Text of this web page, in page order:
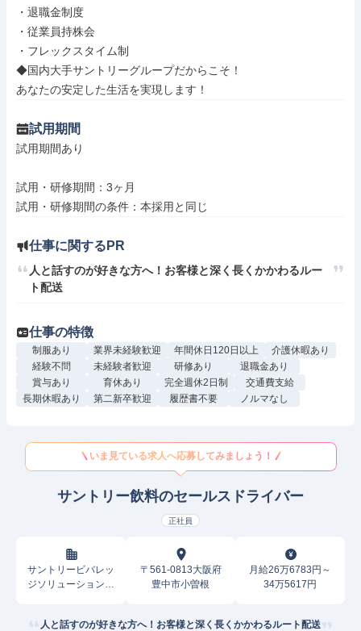
・退職金制度
・従業員持株会
・フレックスタイム制
◆国内大手サントリーグループだからこそ！
あなたの安定した生活を実現します！
試用期間
試用期間あり
試用・研修期間：3ヶ月
仕事に関するPR
人と話すのが好きな方へ！お客様と深く長くかかわるルー
ト配送
仕事の特徴
制服あり 業界未経験歓迎 年間休日120日以上
介護休暇あり
経験不問
未経験者歓迎 研修あり
退職金あり
賞与あり
育休あり 完全週休2日制
交通費支給
長期休暇あり
第二新卒歓迎 履歴書不要 ノルマなし
いま見ている求人へ応募してみましょう！
サントリー飲料のセールスドライバー
正社員
サントリービバレッ
ジソリューション株
〒561-0813大阪府
豊中市小曽根
月給26万6783円～
34万5617円
人と話すのが好きな方へ！お客様と深く長くかかわるルート配送